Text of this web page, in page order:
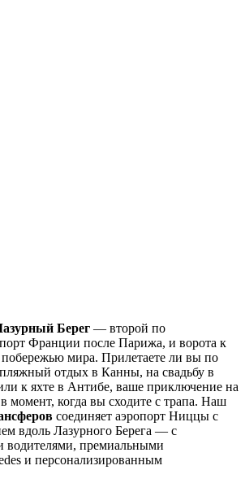
Берег — второй по
Франции после Парижа, и ворота к
мира. Прилетаете ли вы по
отдых в Канны, на свадьбу в
к яхте в Антибе, ваше приключение на
момент, когда вы сходите с трапа. Наш
соединяет аэропорт Ниццы с
вдоль Лазурного Берега — с
водителями, премиальными
и персонализированным